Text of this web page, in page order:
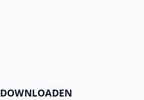
DOWNLOADEN